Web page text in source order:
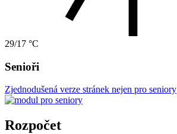
29/17 °C
Senioři
Zjednodušená verze stránek nejen pro seniory
Rozpočet